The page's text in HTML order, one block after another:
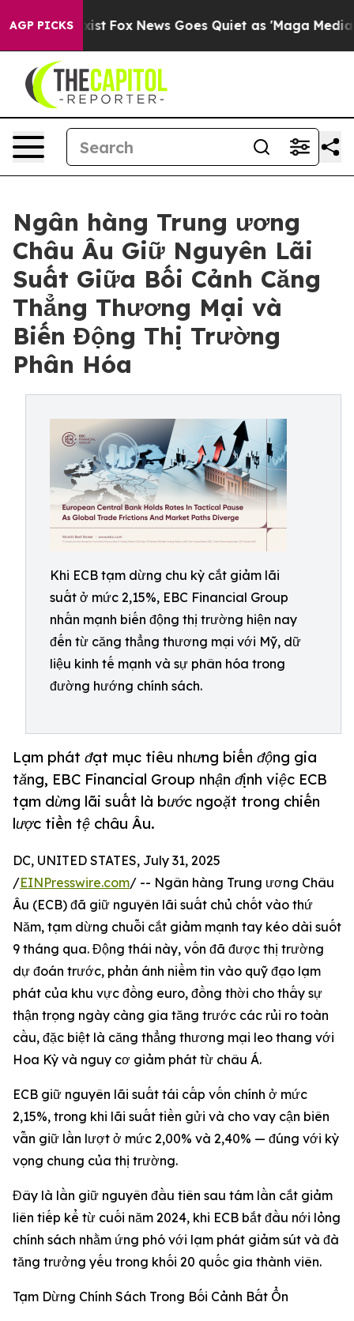
AGP PICKS
Exist Fox News Goes Quiet as 'Maga Media
Ngân hàng Trung ương
Châu Âu Giữ Nguyên Lãi
Suất Giữa Bối Cảnh Căng
Thẳng Thương Mại và
Biến Động Thị Trường
Phân Hóa
Khi ECB tạm dừng chu kỳ cắt giảm lãi
suất ở mức 2,15%, EBC Financial Group
nhấn mạnh biến động thị trường hiện nay
đến từ căng thẳng thương mại với Mỹ, dữ
liệu kinh tế mạnh và sự phân hóa trong
đường hướng chính sách.
Lạm phát đạt mục tiêu nhưng biến động gia
tăng, EBC Financial Group nhận định việc ECB
tạm dừng lãi suất là bước ngoặt trong chiến
lược tiền tệ châu Âu.
DC, UNITED STATES, July 31, 2025
/EINPresswire.com/ -- Ngân hàng Trung ương Châu
Âu (ECB) đã giữ nguyên lãi suất chủ chốt vào thứ
Năm, tạm dừng chuỗi cắt giảm mạnh tay kéo dài suốt
9 tháng qua. Động thái này, vốn đã được thị trường
dự đoán trước, phản ánh niềm tin vào quỹ đạo lạm
phát của khu vực đồng euro, đồng thời cho thấy sự
thận trọng ngày càng gia tăng trước các rủi ro toàn
cầu, đặc biệt là căng thẳng thương mại leo thang với
Hoa Kỳ và nguy cơ giảm phát từ châu Á.
ECB giữ nguyên lãi suất tái cấp vốn chính ở mức
2,15%, trong khi lãi suất tiền gửi và cho vay cận biên
vẫn giữ lần lượt ở mức 2,00% và 2,40% — đúng với kỳ
vọng chung của thị trường.
Đây là lần giữ nguyên đầu tiên sau tám lần cắt giảm
liên tiếp kể từ cuối năm 2024, khi ECB bắt đầu nới lỏng
chính sách nhằm ứng phó với lạm phát giảm sút và đà
tăng trưởng yếu trong khối 20 quốc gia thành viên.
Tạm Dừng Chính Sách Trong Bối Cảnh Bất Ổn